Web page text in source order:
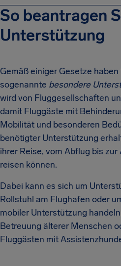
So beantragen
Unterstützung
Gemäß einiger Gesetze
sogenannte besondere
wird von Fluggesellschaften
damit Fluggäste mit
Mobilität und besonderen
benötigter Unterstützung
ihrer Reise, vom Abflug bis
reisen können.
Dabei kann es sich um
Rollstuhl am Flughafen oder
mobiler Unterstützung
Betreuung älterer Menschen
Fluggästen mit